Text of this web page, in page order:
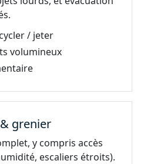
/ jeter
volumineux
grenier
y compris accès
escaliers étroits).